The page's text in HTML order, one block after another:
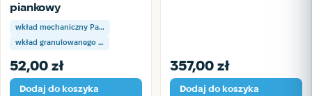
piankowy
wkład mechaniczny Pa…
wkład granulowanego …
52,00 zł
Dodaj do koszyka
357,00 zł
Dodaj do koszyka